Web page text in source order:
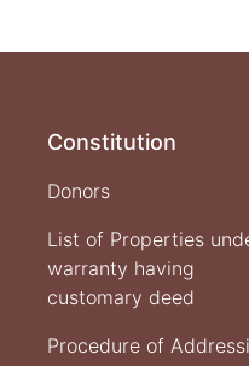
Constitution
Donors
List of Properties
warranty having
customary deed
Procedure of